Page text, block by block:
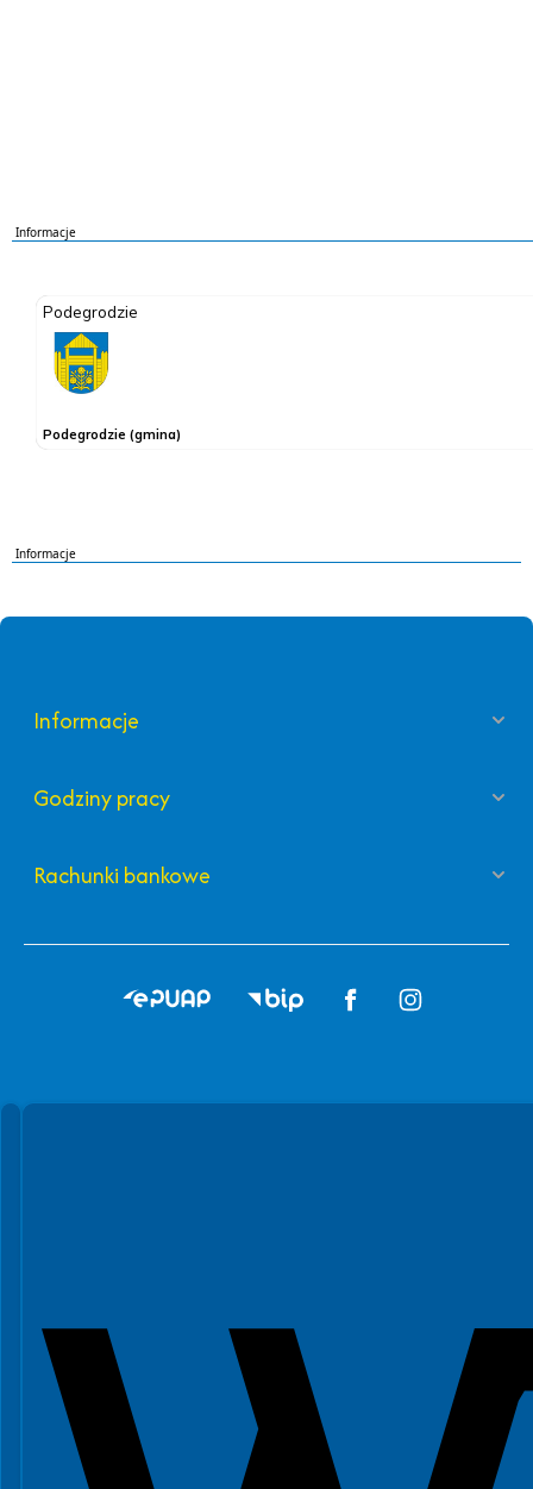
Informacje
Informacje
Informacje
Godziny pracy
Rachunki bankowe
Spełniamy standardy WCAG 2.2
Spełniamy standardy W3C